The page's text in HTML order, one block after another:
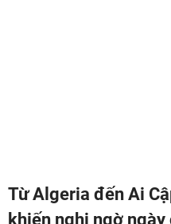
Từ Algeria đến Ai
khiến nghi ngờ ngày